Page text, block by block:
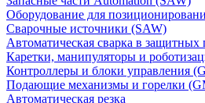
Оборудование для
Сварочные источники (SAW)
Автоматическая сварка в
Каретки, манипуляторы и
Контроллеры и блоки управления
Подающие механизмы и горелки
Автоматическая резка